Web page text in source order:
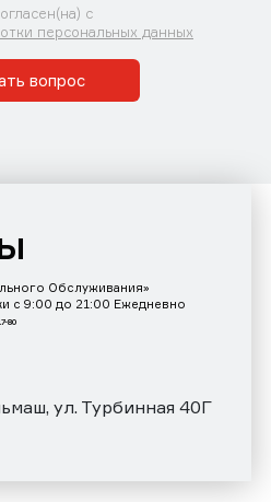
с
персональных данных
вопрос
Обслуживания»
с 9:00 до 21:00 Ежедневно
80
ул. Турбинная 40Г